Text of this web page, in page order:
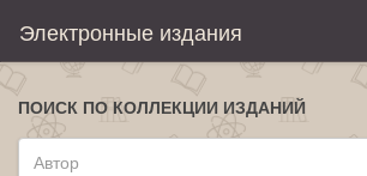
Электронные издания
ПОИСК ПО КОЛЛЕКЦИИ ИЗДАНИЙ